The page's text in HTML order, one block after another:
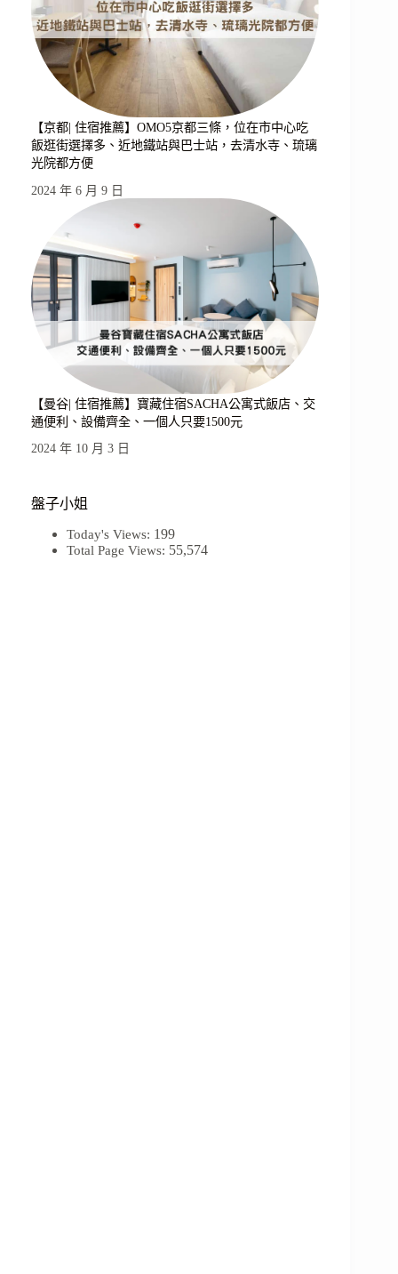
【京都| 住宿推薦】OMO5京都三條，位在市中心吃
飯逛街選擇多、近地鐵站與巴士站，去清水寺、琉璃
光院都方便
2024 年 6 月 9 日
【曼谷| 住宿推薦】寶藏住宿SACHA公寓式飯店、交
通便利、設備齊全、一個人只要1500元
2024 年 10 月 3 日
盤子小姐
Today's Views: 199
Total Page Views: 55,574